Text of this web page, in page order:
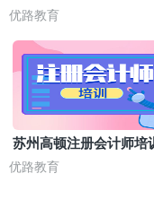
优路教育
苏州高顿注册会计师培训
优路教育